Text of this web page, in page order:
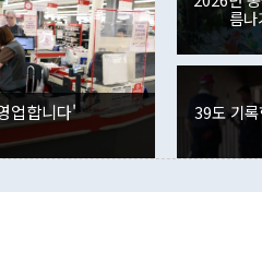
잘랐다. 정 장관이 이
않았다는 점에서 문
사합의 복원, 4자회담
권이라는 지적이 나
뒤 "여기 업무보고에
부의 한 소식통은 "정
를 거쳐 결정된 사안
련 부처 장관이 정부
하고 대통령의 면전
각각 증가했다. 증권
국인의 국내 주식 투
감소하며 전월(-310
경신했다. 외국인의
분기 말 만기도래 영
다. 내국인의 해외 증
다.
업합니다'
름나
39도 기